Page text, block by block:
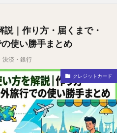
｜作り方・届くまで・
使い勝手まとめ
決済・銀行
クレジットカード